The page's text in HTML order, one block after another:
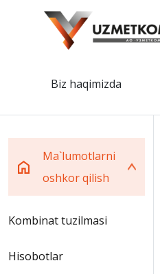
Biz haqimizda
Ma`lumotlarni
oshkor qilish
Kombinat tuzilmasi
Hisobotlar